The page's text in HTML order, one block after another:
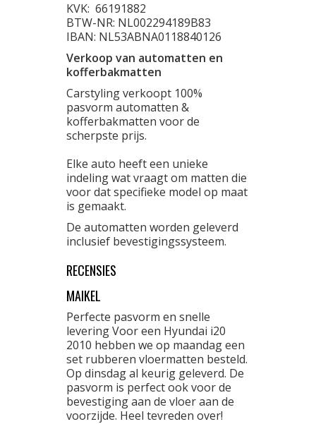
KVK: 66191882
BTW-NR: NL002294189B83
IBAN: NL53ABNA0118840126
Verkoop van automatten en
kofferbakmatten
Carstyling verkoopt 100%
pasvorm automatten &
kofferbakmatten voor de
scherpste prijs.
Elke auto heeft een unieke
indeling wat vraagt om matten die
voor dat specifieke model op maat
is gemaakt.
De automatten worden geleverd
inclusief bevestigingssysteem.
RECENSIES
MAIKEL
Perfecte pasvorm en snelle
levering Voor een Hyundai i20
2010 hebben we op maandag een
set rubberen vloermatten besteld.
Op dinsdag al keurig geleverd. De
pasvorm is perfect ook voor de
bevestiging aan de vloer aan de
voorzijde. Heel tevreden over!